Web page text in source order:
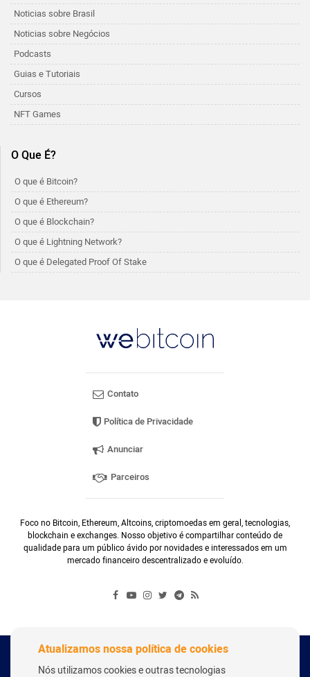
Noticias sobre Brasil
Noticias sobre Negócios
Podcasts
Guias e Tutoriais
Cursos
NFT Games
O Que É?
O que é Bitcoin?
O que é Ethereum?
O que é Blockchain?
O que é Lightning Network?
O que é Delegated Proof Of Stake
Contato
Política de Privacidade
Anunciar
Parceiros
Foco no Bitcoin, Ethereum, Altcoins, criptomoedas em geral, tecnologias,
blockchain e exchanges. Nosso objetivo é compartilhar conteúdo de
qualidade para um público ávido por novidades e interessados em um
mercado financeiro descentralizado e evoluído.
Copyright Webitcoin 2018 - Todos os Direitos Reservados
Atualizamos nossa política de cookies
Nós utilizamos cookies e outras tecnologias